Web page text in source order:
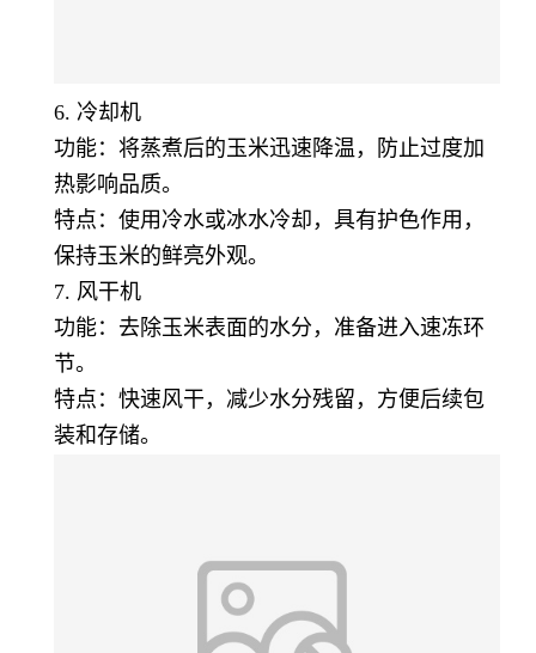
6. 冷却机
功能：将蒸煮后的玉米迅速降温，防止过度加
热影响品质。
特点：使用冷水或冰水冷却，具有护色作用，
保持玉米的鲜亮外观。
7. 风干机
功能：去除玉米表面的水分，准备进入速冻环
节。
特点：快速风干，减少水分残留，方便后续包
装和存储。